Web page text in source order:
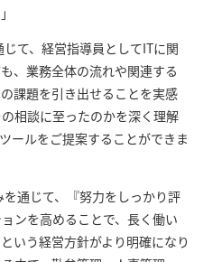
じて、経営指導員としてITに関
、業務全体の流れや関連する
課題を引き出せることを実感
相談に至ったのかを深く理解
ールをご提案することができま
を通じて、『努力をしっかり評
ンを高めることで、長く働い
いう経営方針がより明確になり